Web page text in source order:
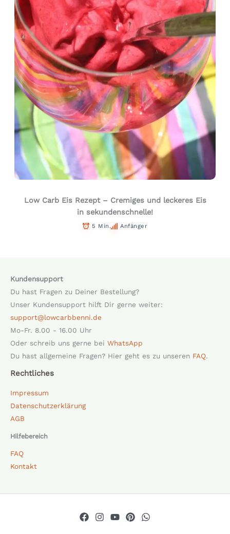
Low Carb Eis Rezept – Cremiges und leckeres Eis
in sekundenschnelle!
5 Min. Anfänger
Kundensupport
Du hast Fragen zu Deiner Bestellung?
Unser Kundensupport hilft Dir gerne weiter:
support@lowcarbbenni.de
Mo-Fr. 8.00 - 16.00 Uhr
Oder schreib uns gerne bei WhatsApp
Du hast allgemeine Fragen? Hier geht es zu unseren FAQ.
Rechtliches
Impressum
Datenschutzerklärung
AGB
Hilfebereich
FAQ
Kontakt